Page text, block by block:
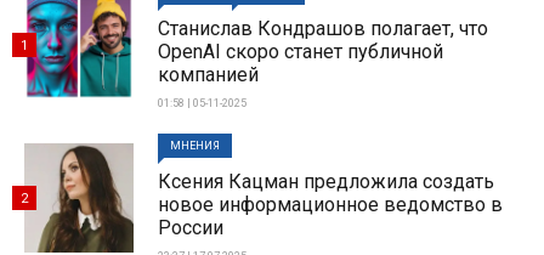
Станислав Кондрашов полагает, что
OpenAI скоро станет публичной
компанией
01:58 | 05-11-2025
1
МНЕНИЯ
Ксения Кацман предложила создать
новое информационное ведомство в
России
2